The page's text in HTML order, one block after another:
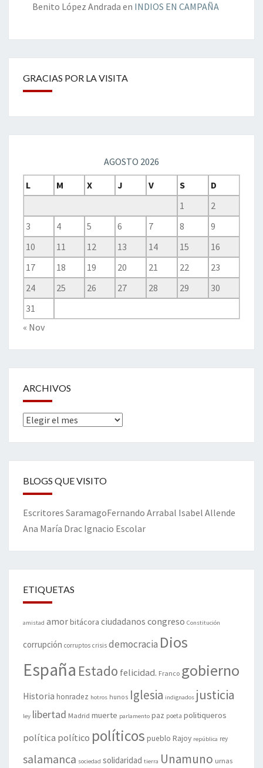
Benito López Andrada en INDIOS EN CAMPAÑA
GRACIAS POR LA VISITA
AGOSTO 2026
L
M X J V S
D
1
2
3
4 5 6 7 8
9
10
11 12 13 14 15
16
17
18 19 20 21 22
23
24
25 26 27 28 29
30
31
« Nov
ARCHIVOS
Archivos
BLOGS QUE VISITO
Escritores SaramagoFernando Arrabal Isabel Allende
Ana María Drac Ignacio Escolar
ETIQUETAS
amistad amorbitácora ciudadanos congreso Constitución
corrupción corruptos crisis democracia Dios
España Estado felicidad. Franco gobierno
Historia honradez hotros hunos Iglesia indignados justicia
ley libertad Madrid muerte parlamento paz poeta politiqueros
política político políticos pueblo Rajoy república rey
salamanca sociedad solidaridad tierra Unamuno urnas